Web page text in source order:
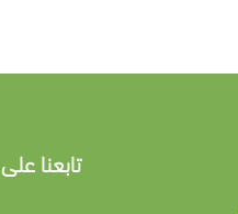
تابعنا على